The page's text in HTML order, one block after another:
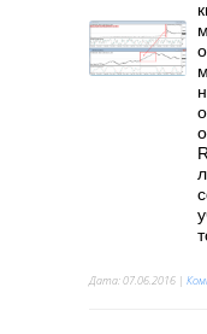
Дата:07.06.2016 |